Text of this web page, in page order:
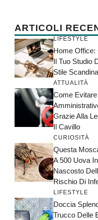
ARTICOLI
LIFESTYLE
Home Office:
Il Tuo Studio
Stile
ATTUALITÀ
Come
Grazie Alla
Il Cavillo
CURIOSITÀ
Questa
A 500 Uova
Nascosto
Rischio Di
LIFESTYLE
Doccia
Trucco Delle